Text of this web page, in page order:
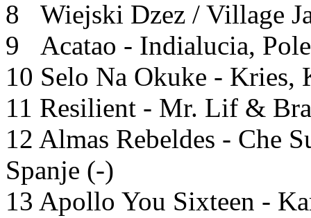
8 Wiejski Dzez / Village
9 Acatao - Indialucia,
10 Selo Na Okuke - Kries,
11 Resilient - Mr. Lif &
12 Almas Rebeldes - Che
Spanje (-)
13 Apollo You Sixteen -